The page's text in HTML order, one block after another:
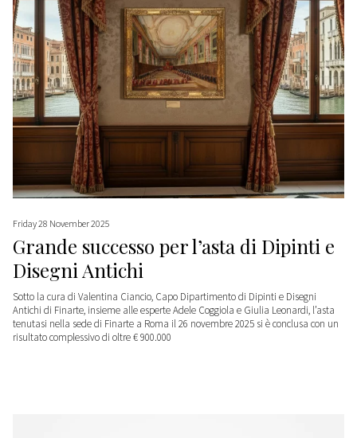
Friday 28 November 2025
Grande successo per l’asta di Dipinti e
Disegni Antichi
Sotto la cura di Valentina Ciancio, Capo Dipartimento di Dipinti e Disegni
Antichi di Finarte, insieme alle esperte Adele Coggiola e Giulia Leonardi, l’asta
tenutasi nella sede di Finarte a Roma il 26 novembre 2025 si è conclusa con un
risultato complessivo di oltre € 900.000